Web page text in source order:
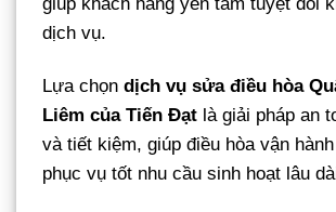
dịch vụ.
Lựa chọn dịch vụ sửa điều hòa
Liêm của Tiến Đạt là giải pháp an
và tiết kiệm, giúp điều hòa vận
phục vụ tốt nhu cầu sinh hoạt lâu